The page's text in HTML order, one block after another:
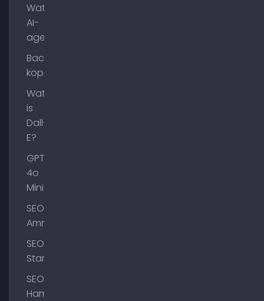
Wat zijn
AI-
agenten?
Backlinks
kopen
Wat
is
Dall-
E?
GPT-
4o
Mini
SEO
Ammersee
SEO
Starnberg
SEO
Hamburg